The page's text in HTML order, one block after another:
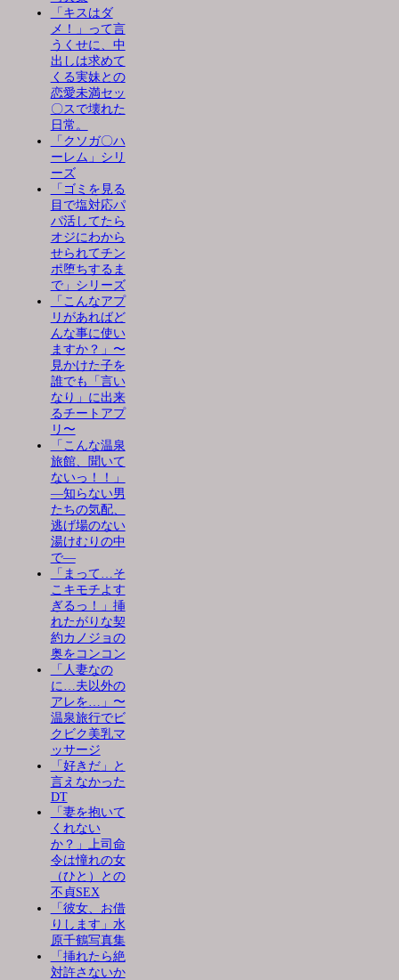
「キスはダ
メ！」って言
うくせに、中
出しは求めて
くる実妹との
恋愛未満セッ
〇スで壊れた
日常。
「クソガ〇ハ
ーレム」シリ
ーズ
「ゴミを見る
目で塩対応パ
パ活してたら
オジにわから
せられてチン
ポ堕ちするま
で」シリーズ
「こんなアプ
リがあればど
んな事に使い
ますか？」〜
見かけた子を
誰でも「言い
なり」に出来
るチートアプ
リ〜
「こんな温泉
旅館、聞いて
ないっ！！」
―知らない男
たちの気配、
逃げ場のない
湯けむりの中
で―
「まって…そ
こキモチよす
ぎるっ！」挿
れたがりな契
約カノジョの
奥をコンコン
「人妻なの
に…夫以外の
アレを…」〜
温泉旅行でビ
クビク美乳マ
ッサージ
「好きだ」と
言えなかった
DT
「妻を抱いて
くれない
か？」上司命
令は憧れの女
（ひと）との
不貞SEX
「彼女、お借
りします」水
原千鶴写真集
「挿れたら絶
対許さないか